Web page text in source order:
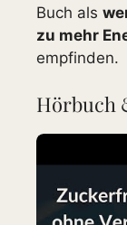
Buch als
zu mehr
empfinden.
Hörbuch